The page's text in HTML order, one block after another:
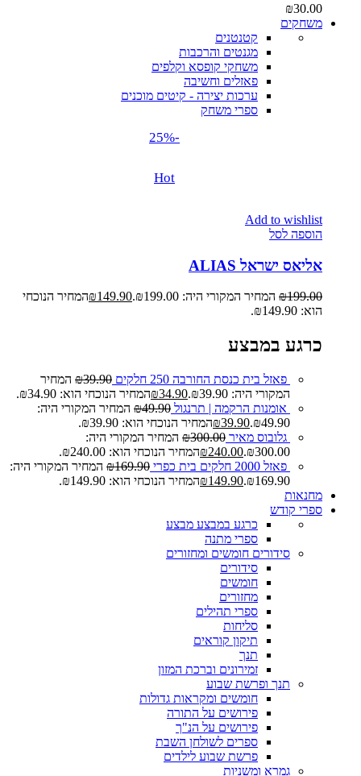
₪30.00
משחקים
קטנטנים
מגנטים והרכבות
משחקי קופסא וקלפים
פאזלים וחשיבה
ערכות יצירה - קיטים מוכנים
ספרי משחק
-25%
Hot
Add to wishlist
הוספה לסל
אליאס ישראל ALIAS
₪199.00 המחיר המקורי היה: ₪199.00. ₪149.90
המחיר הנוכחי
הוא: ₪149.90.
כרגע במבצע
פאזל בית כנסת החורבה 250 חלקים ₪39.90
המחיר
המקורי היה: ₪39.90.
₪34.90
המחיר הנוכחי הוא: ₪34.90.
אומנות הרקמה | תרנגול
₪49.90
המחיר המקורי היה:
₪49.90.
₪39.90
המחיר הנוכחי הוא: ₪39.90.
גלובוס מאיר
₪300.00
המחיר המקורי היה:
₪300.00.
₪240.00
המחיר הנוכחי הוא: ₪240.00.
פאזל 2000 חלקים בית כפרי
₪169.90
המחיר המקורי היה:
₪169.90.
₪149.90
המחיר הנוכחי הוא: ₪149.90.
מחנאות
ספרי קודש
כרגע במבצע מבצע
ספרי מתנה
סידורים חומשים ומחזורים
סידורים
חומשים
מחזורים
ספרי תהילים
סליחות
תיקון קוראים
תנך
זמירונים וברכת המזון
תנך ופרשת שבוע
חומשים ומקראות גדולות
פירושים על התורה
פירושים על הנ"ך
ספרים לשולחן השבת
פרשת שבוע לילדים
גמרא ומשניות